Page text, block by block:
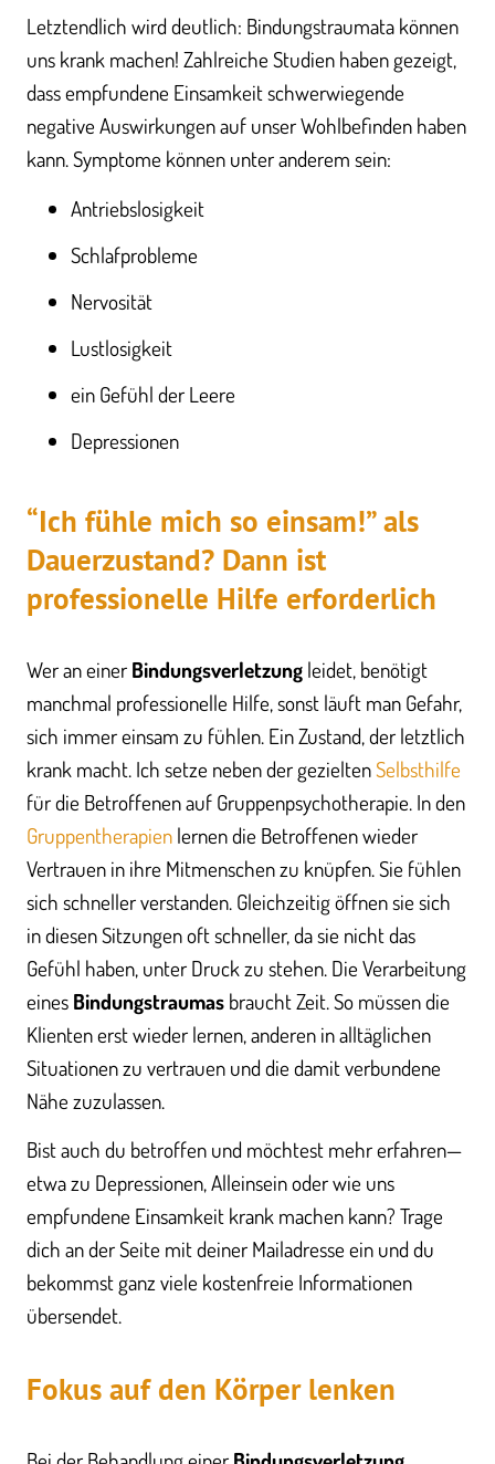
Letztendlich wird deutlich: Bindungstraumata können
uns krank machen! Zahlreiche Studien haben gezeigt,
dass empfundene Einsamkeit schwerwiegende
negative Auswirkungen auf unser Wohlbefinden haben
kann. Symptome können unter anderem sein:
Antriebslosigkeit
Schlafprobleme
Nervosität
Lustlosigkeit
ein Gefühl der Leere
Depressionen
“Ich fühle mich so einsam!” als
Dauerzustand? Dann ist
professionelle Hilfe erforderlich
Wer an einer Bindungsverletzung leidet, benötigt
manchmal professionelle Hilfe, sonst läuft man Gefahr,
sich immer einsam zu fühlen. Ein Zustand, der letztlich
krank macht. Ich setze neben der gezieltenSelbsthilfe
für die Betroffenen auf Gruppenpsychotherapie. In den
Gruppentherapien lernen die Betroffenen wieder
Vertrauen in ihre Mitmenschen zu knüpfen. Sie fühlen
sich schneller verstanden. Gleichzeitig öffnen sie sich
in diesen Sitzungen oft schneller, da sie nicht das
Gefühl haben, unter Druck zu stehen. Die Verarbeitung
eines Bindungstraumas braucht Zeit. So müssen die
Klienten erst wieder lernen, anderen in alltäglichen
Situationen zu vertrauen und die damit verbundene
Nähe zuzulassen.
Bist auch du betroffen und möchtest mehr erfahren—
etwa zu Depressionen, Alleinsein oder wie uns
empfundene Einsamkeit krank machen kann? Trage
dich an der Seite mit deiner Mailadresse ein und du
bekommst ganz viele kostenfreie Informationen
übersendet.
Fokus auf den Körper lenken